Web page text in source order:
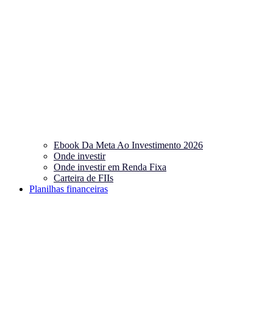
Ebook Da Meta Ao Investimento 2026
Onde investir
Onde investir em Renda Fixa
Carteira de FIIs
Planilhas financeiras